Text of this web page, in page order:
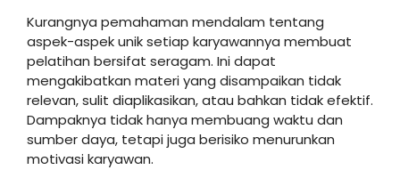
Kurangnya pemahaman mendalam tentang
aspek-aspek unik setiap karyawannya membuat
pelatihan bersifat seragam. Ini dapat
mengakibatkan materi yang disampaikan tidak
relevan, sulit diaplikasikan, atau bahkan tidak efektif.
Dampaknya tidak hanya membuang waktu dan
sumber daya, tetapi juga berisiko menurunkan
motivasi karyawan.